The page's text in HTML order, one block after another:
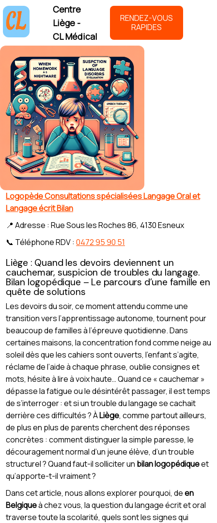
Centre
Liège -
CL Médical
RENDEZ-VOUS
RAPIDES
Logopède Consultations spécialisées Langage Oral et
Langage écrit Bilan
📍 Adresse : Rue Sous les Roches 86, 4130 Esneux
📞 Téléphone RDV : 0472 95 90 51
Liège : Quand les devoirs deviennent un
cauchemar, suspicion de troubles du langage.
Bilan logopédique – Le parcours d’une famille en
quête de solutions
Les devoirs du soir, ce moment attendu comme une
transition vers l’apprentissage autonome, tournent pour
beaucoup de familles à l’épreuve quotidienne. Dans
certaines maisons, la concentration fond comme neige au
soleil dès que les cahiers sont ouverts, l’enfant s’agite,
réclame de l’aide à chaque phrase, oublie consignes et
mots, hésite à lire à voix haute… Quand ce « cauchemar »
dépasse la fatigue ou le désintérêt passager, il est temps
de s’interroger : et si un trouble du langage se cachait
derrière ces difficultés ? ÀLiège, comme partout ailleurs,
de plus en plus de parents cherchent des réponses
concrètes : comment distinguer la simple paresse, le
découragement normal d’un jeune élève, d’un trouble
structurel ? Quand faut-il solliciter un bilan logopédiqueet
qu’apporte-t-il vraiment ?
Dans cet article, nous allons explorer pourquoi, deen
Belgiqueà chez vous, la question du langage écrit et oral
traverse toute la scolarité, quels sont les signes qui